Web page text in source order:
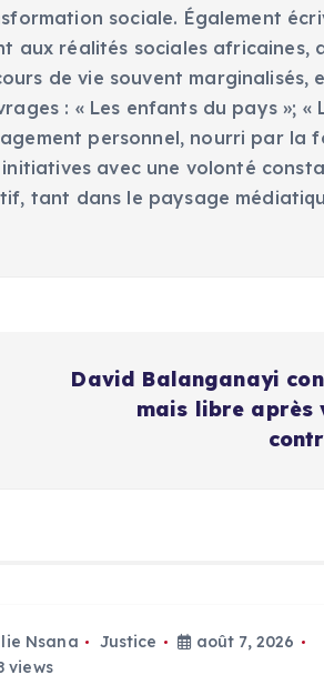
sociale. Également
aux réalités sociales africaines,
de vie souvent marginalisés,
: « Les enfants du pays »; «
personnel, nourri par la
initiatives avec une volonté
tant dans le paysage
David Balanganayi
mais libre après
Nsana Justice
août 7, 2026
views